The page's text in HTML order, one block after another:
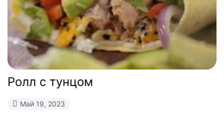
​Ролл с тунцом
Май 19, 2023